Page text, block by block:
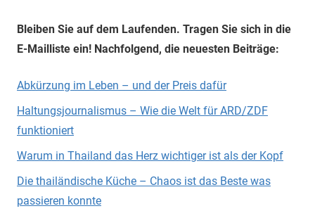
Bleiben Sie auf dem Laufenden. Tragen Sie sich in die
E-Mailliste ein! Nachfolgend, die neuesten Beiträge:
Abkürzung im Leben – und der Preis dafür
Haltungsjournalismus – Wie die Welt für ARD/ZDF
funktioniert
Warum in Thailand das Herz wichtiger ist als der Kopf
Die thailändische Küche – Chaos ist das Beste was
passieren konnte